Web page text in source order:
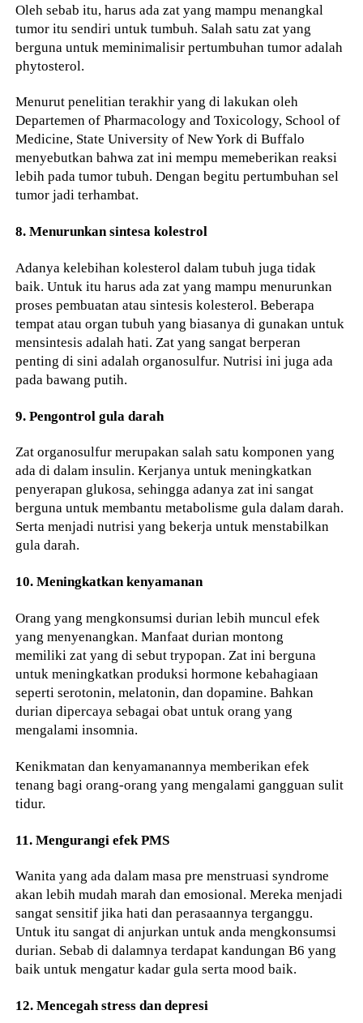
Oleh sebab itu, harus ada zat yang mampu menangkal
tumor itu sendiri untuk tumbuh. Salah satu zat yang
berguna untuk meminimalisir pertumbuhan tumor adalah
phytosterol.
Menurut penelitian terakhir yang di lakukan oleh
Departemen of Pharmacology and Toxicology, School of
Medicine, State University of New York di Buffalo
menyebutkan bahwa zat ini mempu memeberikan reaksi
lebih pada tumor tubuh. Dengan begitu pertumbuhan sel
tumor jadi terhambat.
8. Menurunkan sintesa kolestrol
Adanya kelebihan kolesterol dalam tubuh juga tidak
baik. Untuk itu harus ada zat yang mampu menurunkan
proses pembuatan atau sintesis kolesterol. Beberapa
tempat atau organ tubuh yang biasanya di gunakan untuk
mensintesis adalah hati. Zat yang sangat berperan
penting di sini adalah organosulfur. Nutrisi ini juga ada
pada bawang putih.
9. Pengontrol gula darah
Zat organosulfur merupakan salah satu komponen yang
ada di dalam insulin. Kerjanya untuk meningkatkan
penyerapan glukosa, sehingga adanya zat ini sangat
berguna untuk membantu metabolisme gula dalam darah.
Serta menjadi nutrisi yang bekerja untuk menstabilkan
gula darah.
10. Meningkatkan kenyamanan
Orang yang mengkonsumsi durian lebih muncul efek
yang menyenangkan. Manfaat durian montong
memiliki zat yang di sebut trypopan. Zat ini berguna
untuk meningkatkan produksi hormone kebahagiaan
seperti serotonin, melatonin, dan dopamine. Bahkan
durian dipercaya sebagai obat untuk orang yang
mengalami insomnia.
Kenikmatan dan kenyamanannya memberikan efek
tenang bagi orang-orang yang mengalami gangguan sulit
tidur.
11. Mengurangi efek PMS
Wanita yang ada dalam masa pre menstruasi syndrome
akan lebih mudah marah dan emosional. Mereka menjadi
sangat sensitif jika hati dan perasaannya terganggu.
Untuk itu sangat di anjurkan untuk anda mengkonsumsi
durian. Sebab di dalamnya terdapat kandungan B6 yang
baik untuk mengatur kadar gula serta mood baik.
12. Mencegah stress dan depresi